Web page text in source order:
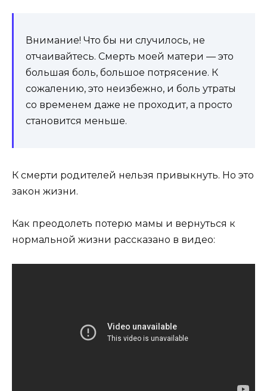
Внимание! Что бы ни случилось, не
отчаивайтесь. Смерть моей матери — это
большая боль, большое потрясение. К
сожалению, это неизбежно, и боль утраты
со временем даже не проходит, а просто
становится меньше.
К смерти родителей нельзя привыкнуть. Но это
закон жизни.
Как преодолеть потерю мамы и вернуться к
нормальной жизни рассказано в видео: